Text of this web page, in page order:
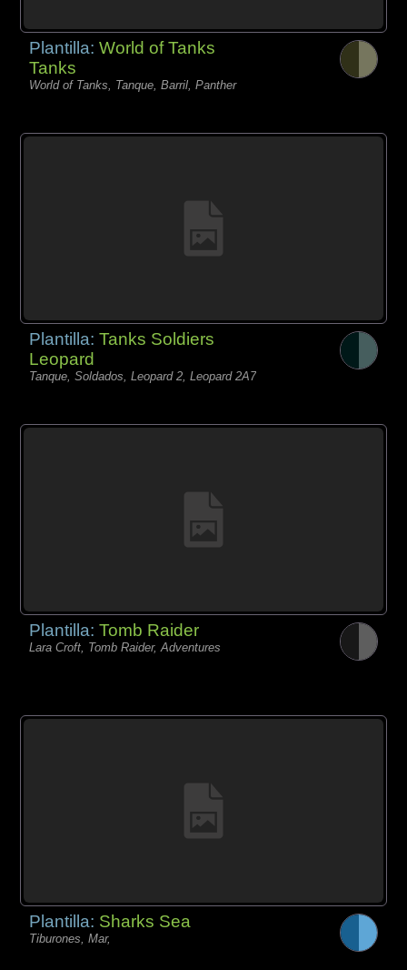
Plantilla:World of Tanks
Tanks
World of Tanks, Tanque, Barril, Panther
Plantilla:Tanks Soldiers
Leopard
Tanque, Soldados, Leopard 2, Leopard 2A7
Plantilla:Tomb Raider
Lara Croft, Tomb Raider, Adventures
Plantilla: Sharks Sea
Tiburones, Mar,